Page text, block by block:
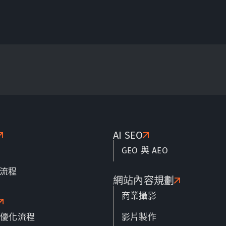
程
化流程
AI SEO
GEO 與 AEO
網站內容規劃
商業攝影
影片製作